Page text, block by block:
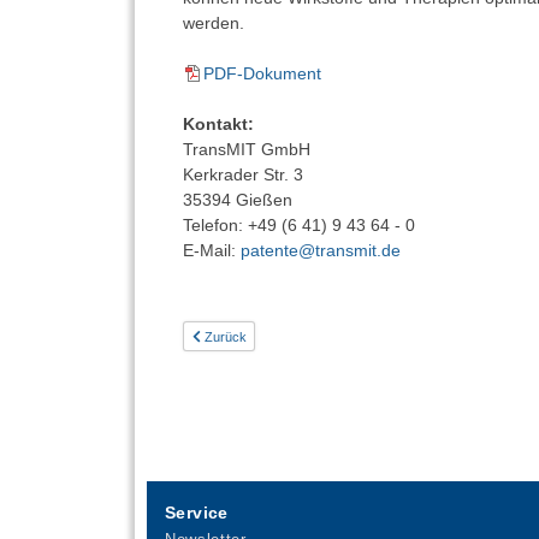
werden.
PDF-Dokument
Kontakt:
TransMIT GmbH
Kerkrader Str. 3
35394 Gießen
Telefon: +49 (6 41) 9 43 64 - 0
E-Mail: patente@transmit.de
Zurück
Service